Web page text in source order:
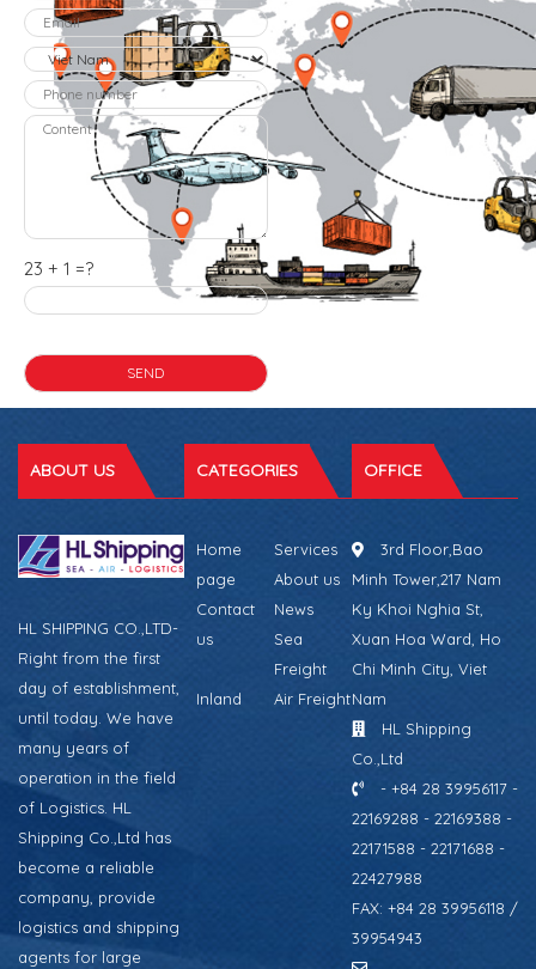
23 + 1 =?
ABOUT US
HL SHIPPING CO.,LTD-
Right from the first
day of establishment,
until today. We have
many years of
operation in the field
of Logistics. HL
Shipping Co.,Ltd has
become a reliable
company, provide
logistics and shipping
agents for large
CATEGORIES
Home
page
Services
About us
Contact
us
News
Sea
Freight
Inland
Air Freight
OFFICE
3rd Floor,Bao
Minh Tower,217 Nam
Ky Khoi Nghia St,
Xuan Hoa Ward, Ho
Chi Minh City, Viet
Nam
HL Shipping
Co.,Ltd
- +84 28 39956117 -
22169288 - 22169388 -
22171588 - 22171688 -
22427988
FAX: +84 28 39956118 /
39954943